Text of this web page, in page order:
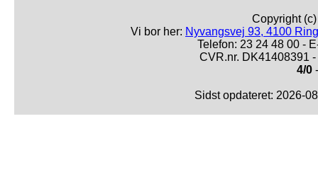
Copyright
Vi bor her: Nyvangsvej 93, 4100
Telefon: 23 24 48 00 -
CVR.nr. DK41408391
4/0
Sidst opdateret: 2026-